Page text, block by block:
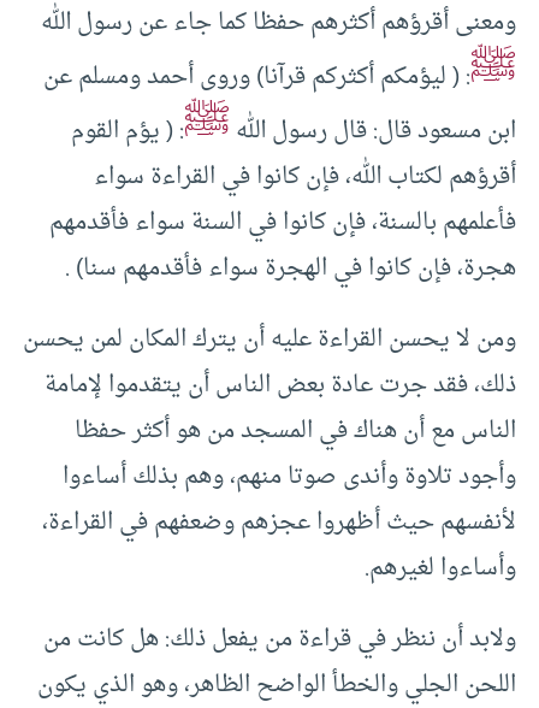
ومعنى أقرؤهم أكثرهم حفظا كما جاء عن رسول الله
ﷺ: ( ليؤمكم أكثركم قرآنا) وروى أحمد ومسلم عن
ابن مسعود قال: قال رسول اللهﷺ: ( يؤم القوم
أقرؤهم لكتاب الله، فإن كانوا في القراءة سواء
فأعلمهم بالسنة، فإن كانوا في السنة سواء فأقدمهم
هجرة، فإن كانوا في الهجرة سواء فأقدمهم سنا) .
ومن لا يحسن القراءة عليه أن يترك المكان لمن يحسن
ذلك، فقد جرت عادة بعض الناس أن يتقدموا لإمامة
الناس مع أن هناك في المسجد من هو أكثر حفظا
وأجود تلاوة وأندى صوتا منهم، وهم بذلك أساءوا
لأنفسهم حيث أظهروا عجزهم وضعفهم في القراءة،
وأساءوا لغيرهم.
ولابد أن ننظر في قراءة من يفعل ذلك: هل كانت من
اللحن الجلي والخطأ الواضح الظاهر، وهو الذي يكون